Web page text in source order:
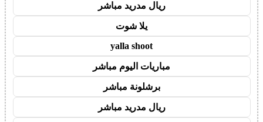
ريال مدريد مباشر
يلا شوت
yalla shoot
مباريات اليوم مباشر
برشلونة مباشر
ريال مدريد مباشر